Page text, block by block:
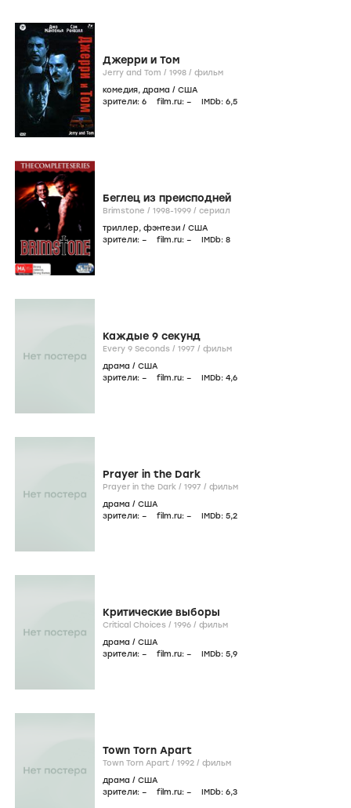
Джерри и Том
Jerry and Tom / 1998 / фильм
комедия, драма / США
зрители: 6 film.ru: – IMDb: 6,5
Беглец из преисподней
Brimstone / 1998-1999 / сериал
триллер, фэнтези / США
зрители: – film.ru: – IMDb: 8
Каждые 9 секунд
Every 9 Seconds / 1997 / фильм
драма / США
зрители: – film.ru: – IMDb: 4,6
Prayer in the Dark
Prayer in the Dark / 1997 / фильм
драма / США
зрители: – film.ru: – IMDb: 5,2
Критические выборы
Critical Choices / 1996 / фильм
драма / США
зрители: – film.ru: – IMDb: 5,9
Town Torn Apart
Town Torn Apart / 1992 / фильм
драма / США
зрители: – film.ru: – IMDb: 6,3